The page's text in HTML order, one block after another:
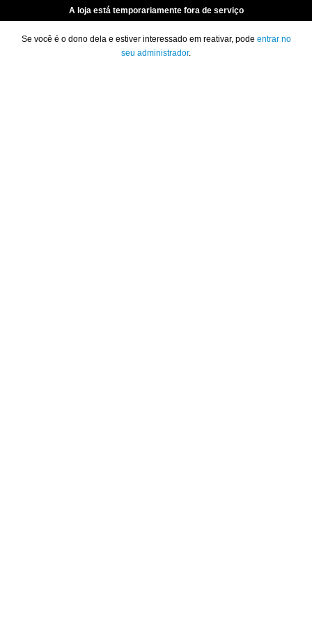
A loja está temporariamente fora de serviço
Se você é o dono dela e estiver interessado em reativar, pode entrar no
seu administrador.